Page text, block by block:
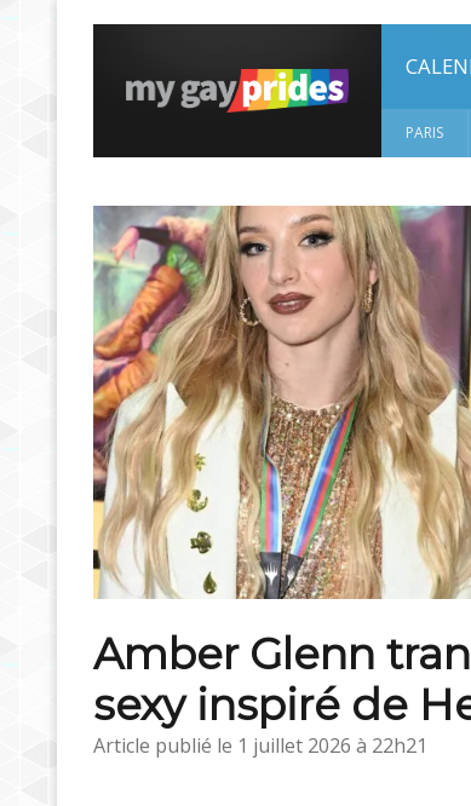
PARIS
Amber Glenn
sexy inspiré de
Article publié le 1 juillet 2026 à 22h21